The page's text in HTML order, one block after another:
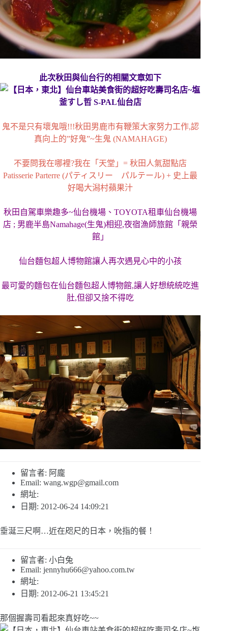
此次秋田與仙台行的相關文章如下
鬼不是只有壞鬼哦!!!秋田男鹿市有鞭策大家努力工作,認
真向上的”好鬼”~生鬼 (NAMAHAGE)
不要問我在哪裡?我在「天堂」= 秋田人氣甜點店
Patisserie Parterre (パティスリー パルテール) + 史上最
好喝大潟村蘋果汁
秋田自駕車樂趣多~仙台機場、TOYOTA租車仙台機場
店 ; 男鹿半島Namahage(生鬼)相迎,夜宿漁師旅館「親榮
館」
仙台麵包超人博物館讓人再次遇見心中的小孩
最可愛的麵包在仙台麵包超人博物館,讓人好想統統吃進
肚,但卻又捨不得吃
留言者: 阿龐
Email: wang.wgp@gmail.com
網址:
日期: 2012-06-24 14:09:21
垂涎三尺啊…近在咫尺的日本，吮指的餐！
留言者: 小白兔
Email: jennyhu666@yahoo.com.tw
網址:
日期: 2012-06-21 13:45:21
那個握壽司看起來真好吃~~